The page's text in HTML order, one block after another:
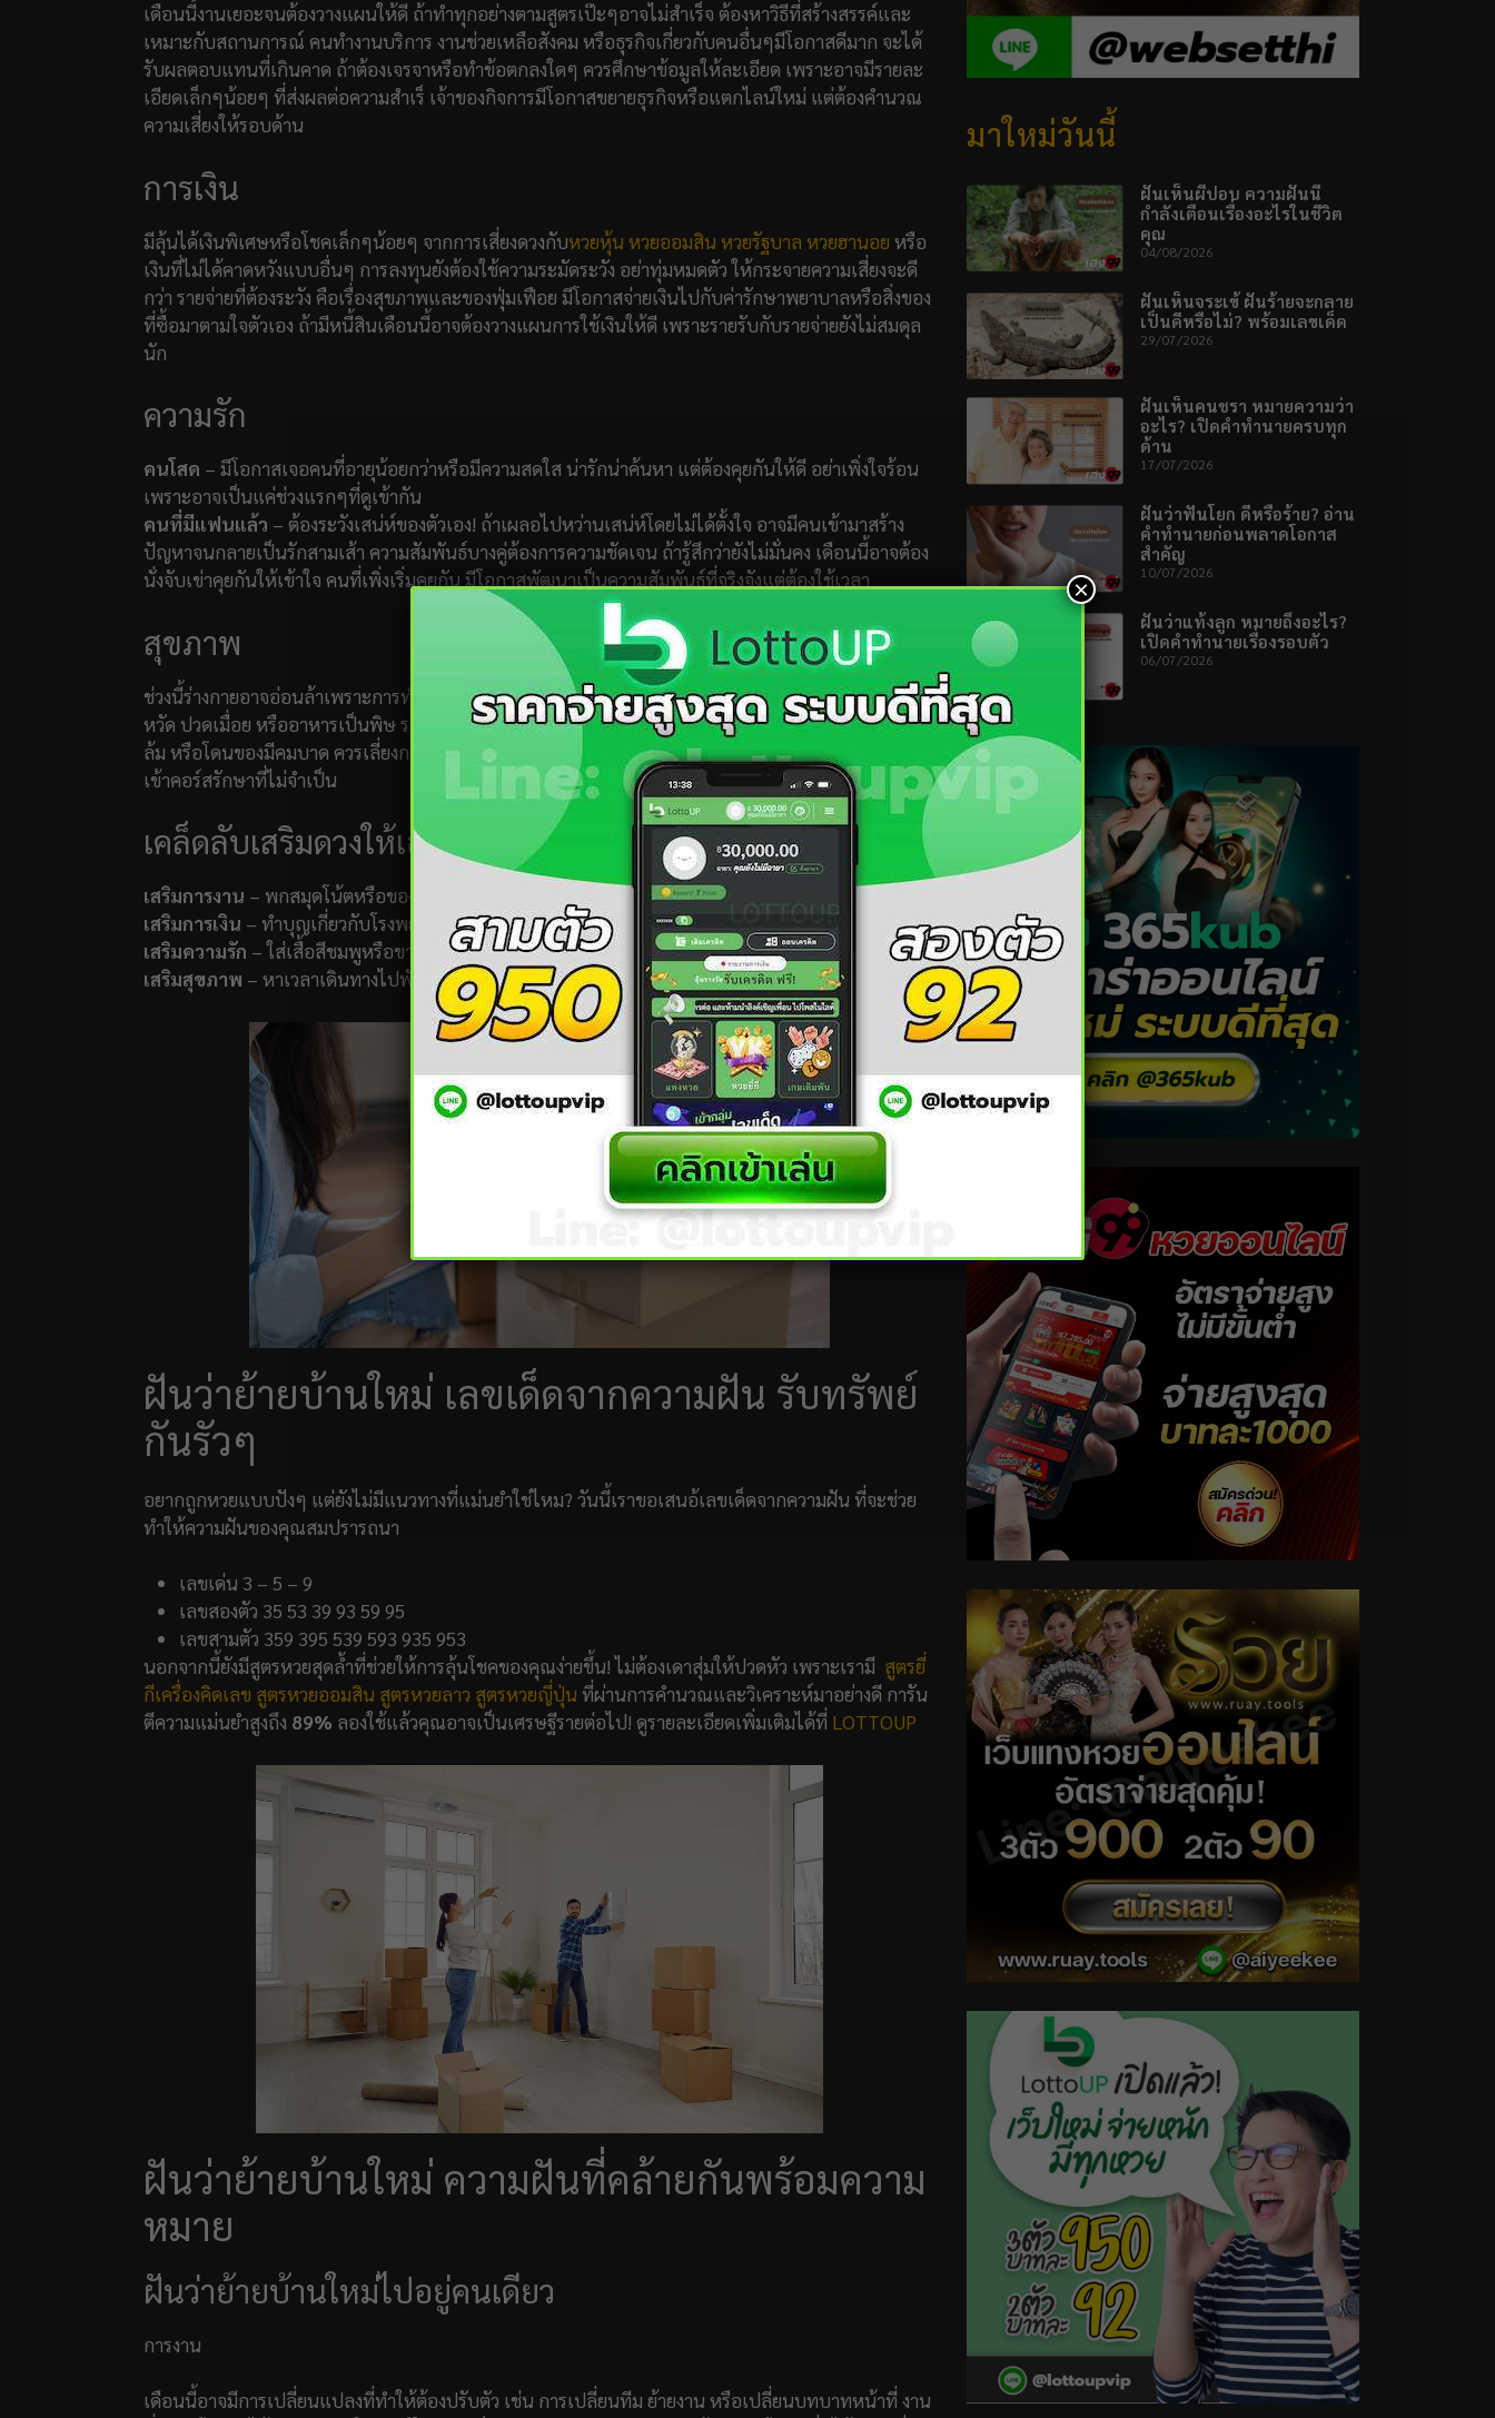
เดือนนี้งานเยอะจนต้องวางแผนให้ดี ถ้าทำทุกอย่างตามสูตรเป๊ะๆอาจไม่สำเร็จ ต้องหาวิธีที่สร้างสรรค์และ
เหมาะกับสถานการณ์ คนทำงานบริการ งานช่วยเหลือสังคม หรือธุรกิจเกี่ยวกับคนอื่นๆมีโอกาสดีมาก จะได้
รับผลตอบแทนที่เกินคาด ถ้าต้องเจรจาหรือทำข้อตกลงใดๆ ควรศึกษาข้อมูลให้ละเอียด เพราะอาจมีรายละ
เอียดเล็กๆน้อยๆ ที่ส่งผลต่อความสำเร็ เจ้าของกิจการมีโอกาสขยายธุรกิจหรือแตกไลน์ใหม่ แต่ต้องคำนวณ
ความเสี่ยงให้รอบด้าน
การเงิน
มีลุ้นได้เงินพิเศษหรือโชคเล็กๆน้อยๆ จากการเสี่ยงดวงกับหวยหุ้น หวยออมสิน หวยรัฐบาล หวยฮานอย หรือ
เงินที่ไม่ได้คาดหวังแบบอื่นๆ การลงทุนยังต้องใช้ความระมัดระวัง อย่าทุ่มหมดตัว ให้กระจายความเสี่ยงจะดี
กว่า รายจ่ายที่ต้องระวัง คือเรื่องสุขภาพและของฟุ่มเฟือย มีโอกาสจ่ายเงินไปกับค่ารักษาพยาบาลหรือสิ่งของ
ที่ซื้อมาตามใจตัวเอง ถ้ามีหนี้สินเดือนนี้อาจต้องวางแผนการใช้เงินให้ดี เพราะรายรับกับรายจ่ายยังไม่สมดุล
นัก
ความรัก
คนโสด – มีโอกาสเจอคนที่อายุน้อยกว่าหรือมีความสดใส น่ารักน่าค้นหา แต่ต้องคุยกันให้ดี อย่าเพิ่งใจร้อน
เพราะอาจเป็นแค่ช่วงแรกๆที่ดูเข้ากัน
คนที่มีแฟนแล้ว – ต้องระวังเสน่ห์ของตัวเอง! ถ้าเผลอไปหว่านเสน่ห์โดยไม่ได้ตั้งใจ อาจมีคนเข้ามาสร้าง
ปัญหาจนกลายเป็นรักสามเส้า ความสัมพันธ์บางคู่ต้องการความชัดเจน ถ้ารู้สึกว่ายังไม่มั่นคง เดือนนี้อาจต้อง
นั่งจับเข่าคุยกันให้เข้าใจ คนที่เพิ่งเริ่มคุยกัน มีโอกาสพัฒนาเป็นความสัมพันธ์ที่จริงจังแต่ต้องใช้เวลา
สุขภาพ
ช่วงนี้ร่างกายอาจอ่อนล้าเพราะการทำงานหนักหรือพักผ่อนไม่เพียงพอ มีเกณฑ์เจ็บป่วยเล็กๆน้อยๆ เช่น ไข้
หวัด ปวดเมื่อย หรืออาหารเป็นพิษ ระวังอุบัติเหตุจากความเร่งรีบหรือความไม่ระมัดระวัง เช่น เดินสะดุด ลื่น
ล้ม หรือโดนของมีคมบาด ควรเลี่ยงการใช้จ่ายเกินตัวกับเรื่องสุขภาพ เช่น ซื้อวิตามินราคาแพงเกินไป หรือ
เข้าคอร์สรักษาที่ไม่จำเป็น
เคล็ดลับเสริมดวงให้เฮง!
เสริมการงาน – พกสมุดโน้ตหรือของใช้สีฟ้า จะช่วยให้คิดวางแผนงานได้ดีขึ้น
เสริมการเงิน – ทำบุญเกี่ยวกับโรงพยาบาล หรือช่วยเหลือผู้ป่วย จะช่วยให้การเงินหมุนเวียนดีขึ้น
เสริมความรัก – ใส่เสื้อสีชมพูหรือขาวในวันศุกร์ เสริมเสน่ห์ให้ดูสดใสและมีคนเข้าหามากขึ้น
เสริมสุขภาพ – หาเวลาเดินทางไปพักผ่อนสั้นๆ หรือทำกิจกรรมที่ช่วยให้ร่างกายได้ผ่อนคลาย
ฝันว่าย้ายบ้านใหม่ เลขเด็ดจากความฝัน รับทรัพย์
กันรัวๆ
อยากถูกหวยแบบปังๆ แต่ยังไม่มีแนวทางที่แม่นยำใช่ไหม? วันนี้เราขอเสนอ้เลขเด็ดจากความฝัน ที่จะช่วย
ทำให้ความฝันของคุณสมปรารถนา
เลขเด่น 3 – 5 – 9
เลขสองตัว 35 53 39 93 59 95
เลขสามตัว 359 395 539 593 935 953
นอกจากนี้ยังมีสูตรหวยสุดล้ำที่ช่วยให้การลุ้นโชคของคุณง่ายขึ้น! ไม่ต้องเดาสุ่มให้ปวดหัว เพราะเรามี สูตรยี่
กีเครื่องคิดเลข สูตรหวยออมสิน สูตรหวยลาว สูตรหวยญี่ปุ่น ที่ผ่านการคำนวณและวิเคราะห์มาอย่างดี การัน
ตีความแม่นยำสูงถึง 89% ลองใช้แล้วคุณอาจเป็นเศรษฐีรายต่อไป! ดูรายละเอียดเพิ่มเติมได้ที่ LOTTOUP
ฝันว่าย้ายบ้านใหม่ ความฝันที่คล้ายกันพร้อมความ
หมาย
ฝันว่าย้ายบ้านใหม่ไปอยู่คนเดียว
การงาน
เดือนนี้อาจมีการเปลี่ยนแปลงที่ทำให้ต้องปรับตัว เช่น การเปลี่ยนทีม ย้ายงาน หรือเปลี่ยนบทบาทหน้าที่ งาน
มาใหม่วันนี้
ฝันเห็นผีปอบ ความฝันนี้
กำลังเตือนเรื่องอะไรในชีวิต
คุณ
04/08/2026
ฝันเห็นจระเข้ ฝันร้ายจะกลาย
เป็นดีหรือไม่? พร้อมเลขเด็ด
29/07/2026
ฝันเห็นคนชรา หมายความว่า
อะไร? เปิดคำทำนายครบทุก
ด้าน
17/07/2026
ฝันว่าฟันโยก ดีหรือร้าย? อ่าน
คำทำนายก่อนพลาดโอกาส
สำคัญ
10/07/2026
ฝันว่าแท้งลูก หมายถึงอะไร?
เปิดคำทำนายเรื่องรอบตัว
06/07/2026
×